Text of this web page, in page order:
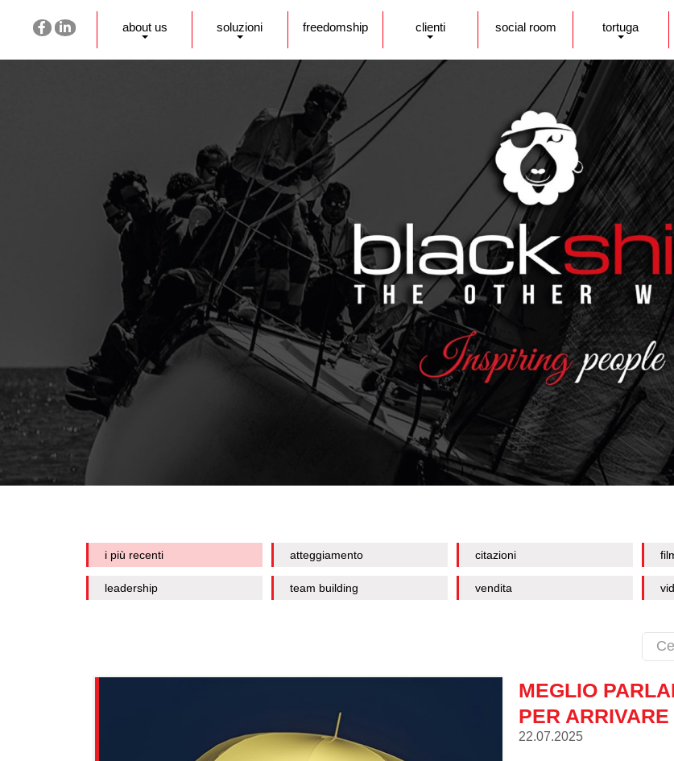
about us soluzioni freedomship clienti social room tortuga
i più recenti atteggiamento citazioni
leadership team building vendita
MEGLIO
PER
22.07.2025